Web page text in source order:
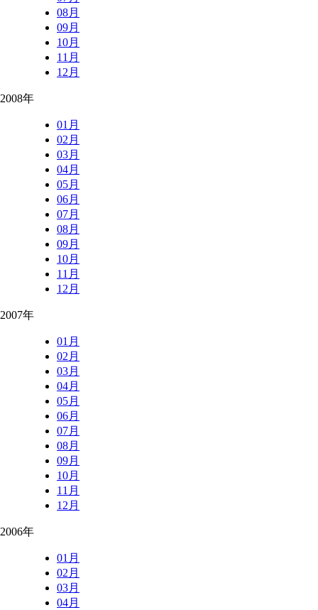
08月
09月
10月
11月
12月
2008年
01月
02月
03月
04月
05月
06月
07月
08月
09月
10月
11月
12月
2007年
01月
02月
03月
04月
05月
06月
07月
08月
09月
10月
11月
12月
2006年
01月
02月
03月
04月